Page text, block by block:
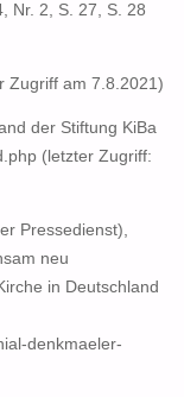
Nr. 2, S. 27, S. 28
Zugriff am 7.8.2021)
der Stiftung KiBa
(letzter Zugriff:
Pressedienst),
neu
in Deutschland
denkmaeler-